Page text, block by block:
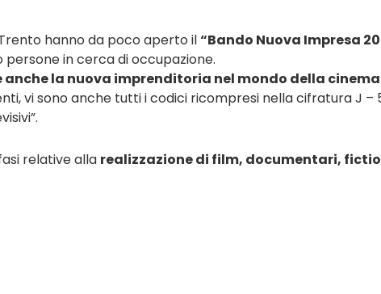
hanno da poco aperto il“Bando Nuova Impresa
in cerca di occupazione.
la nuova imprenditoria nel mondo della
vi sono anche tutti i codici ricompresi nella cifratura J –
relative alla realizzazione di film, documentari,